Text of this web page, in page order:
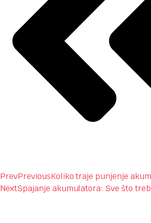
PrevPreviousKoliko traje punjenje
NextSpajanje akumulatora: Sve što